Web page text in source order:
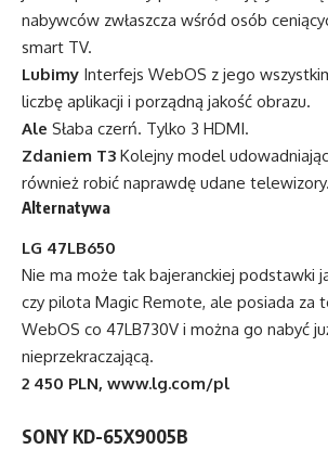
nabywców zwłaszcza wśród osób
smart TV.
Lubimy Interfejs WebOS z jego
liczbę aplikacji i porządną jakość obrazu.
Ale Słaba czerń. Tylko 3 HDMI.
Zdaniem T3 Kolejny model
również robić naprawdę udane telewizory.
Alternatywa
LG 47LB650
Nie ma może tak bajeranckiej podstawki
czy pilota Magic Remote, ale posiada za
WebOS co 47LB730V i można go nabyć
nieprzekraczającą.
2 450 PLN, www.lg.com/pl
SONY KD-65X9005B